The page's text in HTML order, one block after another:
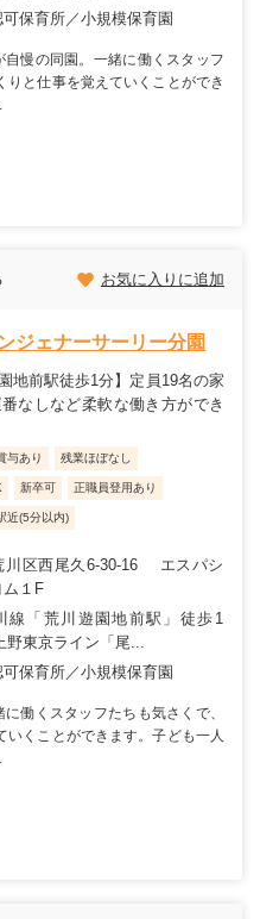
保育所
小規模保育園
慢の同園。一緒に働くスタッフ
と仕事を覚えていくことができ
お気に入りに追加
ジェナーサーリー分園
地前駅徒歩1分】定員19名の家
なしなど柔軟な働き方ができ
与あり 残業ほぼなし
新卒可 正職員登用あり
近(5分以内)
川区西尾久6-30-16 エスパシ
ム１F
線「荒川遊園地前駅」徒歩1
野東京ライン「尾...
保育所
小規模保育園
働くスタッフたちも気さくで、
くことができます。子ども一人